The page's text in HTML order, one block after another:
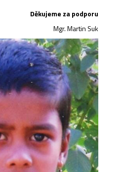
Děkujeme za podporu
Mgr. Martin Suk